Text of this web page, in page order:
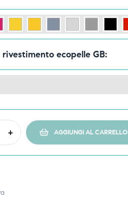
rivestimento ecopelle GB
+ AGGIUNGI AL CARRELLO